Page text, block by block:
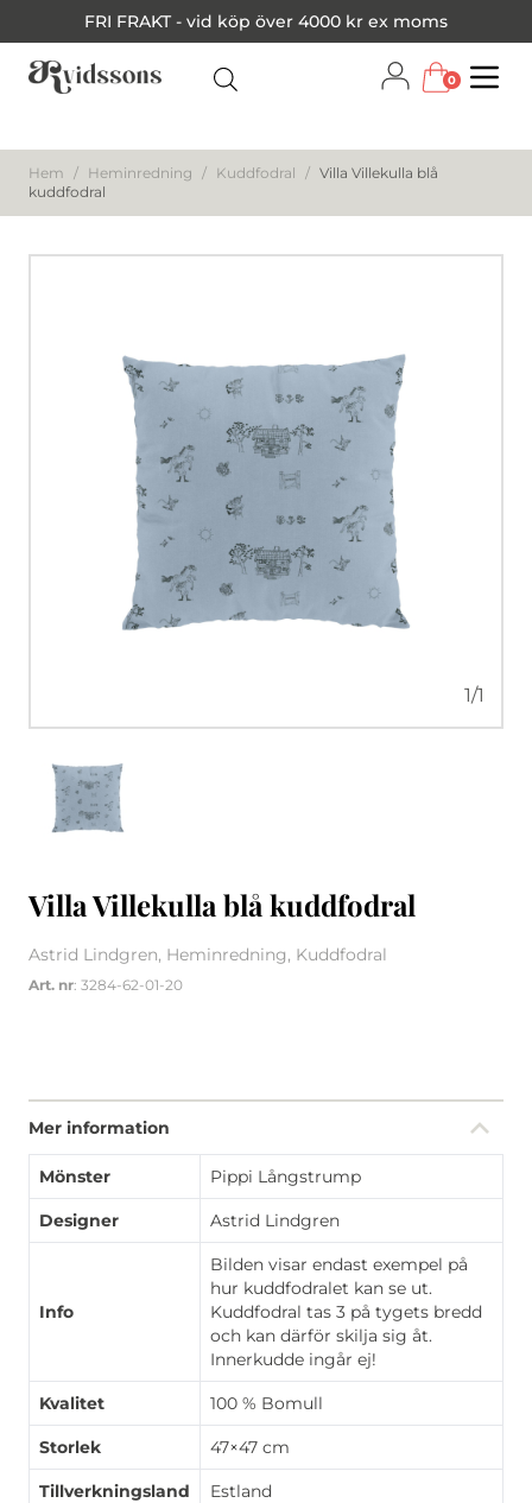
FRI FRAKT - vid köp över 4000 kr ex moms
0
Hem / Heminredning / Kuddfodral / Villa Villekulla blå
kuddfodral
1/1
Villa Villekulla blå kuddfodral
Astrid Lindgren, Heminredning, Kuddfodral
Art. nr: 3284-62-01-20
Mer information
Mönster Pippi Långstrump
Designer Astrid Lindgren
Info
Bilden visar endast exempel på
hur kuddfodralet kan se ut.
Kuddfodral tas 3 på tygets bredd
och kan därför skilja sig åt.
Innerkudde ingår ej!
Kvalitet 100 % Bomull
Storlek 47×47 cm
Tillverkningsland Estland